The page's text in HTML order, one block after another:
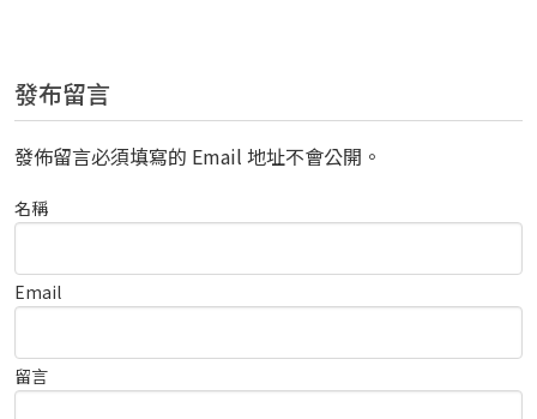
發布留言
發佈留言必須填寫的 Email 地址不會公開。
名稱
Email
留言